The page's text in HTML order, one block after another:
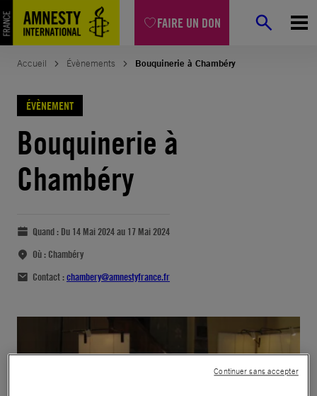
FAIRE UN DON
Accueil Évènements Bouquinerie à Chambéry
ÉVÈNEMENT
Bouquinerie à
Chambéry
Quand : Du 14 Mai 2024 au 17 Mai 2024
Où : Chambéry
Contact :chambery@amnestyfrance.fr
Continuer sans accepter